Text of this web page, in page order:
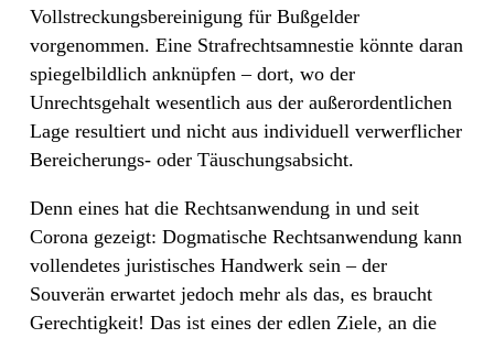
Vollstreckungsbereinigung für Bußgelder
vorgenommen. Eine Strafrechtsamnestie könnte daran
spiegelbildlich anknüpfen – dort, wo der
Unrechtsgehalt wesentlich aus der außerordentlichen
Lage resultiert und nicht aus individuell verwerflicher
Bereicherungs- oder Täuschungsabsicht.
Denn eines hat die Rechtsanwendung in und seit
Corona gezeigt: Dogmatische Rechtsanwendung kann
vollendetes juristisches Handwerk sein – der
Souverän erwartet jedoch mehr als das, es braucht
Gerechtigkeit! Das ist eines der edlen Ziele, an die